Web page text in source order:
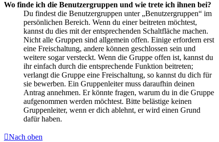
Wo finde ich die Benutzergruppen und wie trete ich ihnen bei?
Du findest die Benutzergruppen unter „Benutzergruppen“ im
persönlichen Bereich. Wenn du einer beitreten möchtest,
kannst du dies mit der entsprechenden Schaltfläche machen.
Nicht alle Gruppen sind allgemein offen. Einige erfordern erst
eine Freischaltung, andere können geschlossen sein und
weitere sogar versteckt. Wenn die Gruppe offen ist, kannst du
ihr einfach durch die entsprechende Funktion beitreten;
verlangt die Gruppe eine Freischaltung, so kannst du dich für
sie bewerben. Ein Gruppenleiter muss daraufhin deinen
Antrag annehmen. Er könnte fragen, warum du in die Gruppe
aufgenommen werden möchtest. Bitte belästige keinen
Gruppenleiter, wenn er dich ablehnt, er wird einen Grund
dafür haben.
Nach oben